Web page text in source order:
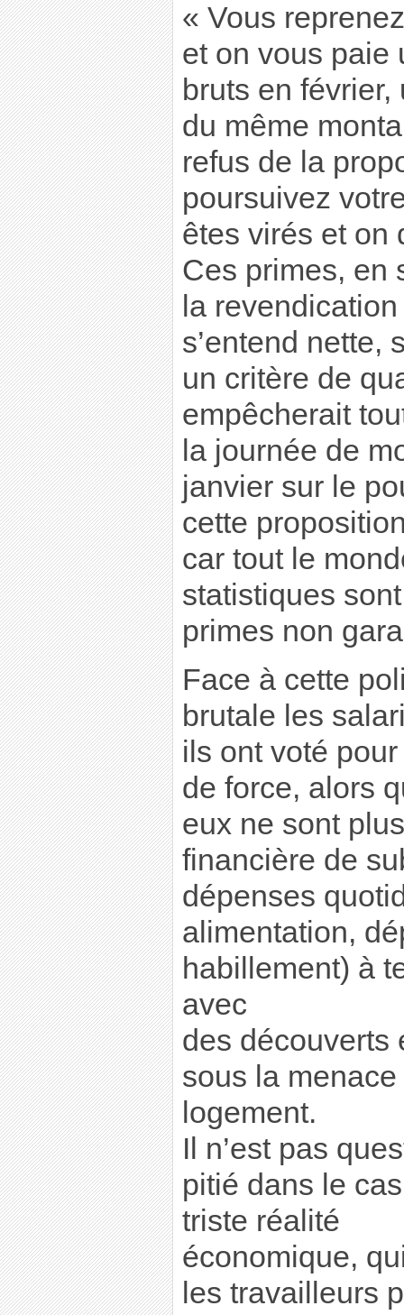
« Vous
et on vous paie
bruts en février,
du même
refus de la
poursuivez
êtes virés et on
Ces primes, en
la
s’entend nette,
un critère de
empêcherait
la journée de
janvier sur le
cette
car tout le
statistiques
primes non
Face à cette
brutale les
ils ont voté
de force, alors
eux ne sont
financière de
dépenses
alimentation,
habillement) à
avec
des découverts
sous la
logement.
Il n’est pas
pitié dans le
triste réalité
économique,
les travailleurs